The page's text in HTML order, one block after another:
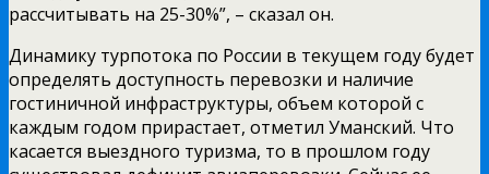
рассчитывать на 25-30%”, – сказал он.
Динамику турпотока по России в текущем году будет
определять доступность перевозки и наличие
гостиничной инфраструктуры, объем которой с
каждым годом прирастает, отметил Уманский. Что
касается выездного туризма, то в прошлом году